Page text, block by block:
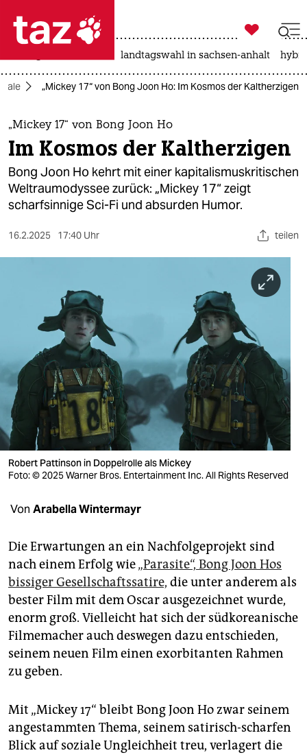
 taz zahl ich
taz zahl ich
themen
politik
öko
gesellschaft
wahrheit
verlag
verlag
veranstaltungen
shop
fragen & hilfe
abo
genossenschaft
epaper login

taz zahl ich
landtagswahl in sachsen-anhalt
„Mickey 17“ von Bong Joon Ho: Im Kosmos der Kaltherzigen
„Mickey 17“ von Bong Joon Ho
Im Kosmos der Kaltherzigen
Bong Joon Ho kehrt mit einer kapitalismuskritischen
Weltraumodyssee zurück: „Mickey 17“ zeigt
scharfsinnige Sci-Fi und absurden Humor.
16.2.2025 17:40 Uhr teilen
Robert Pattinson in Doppelrolle als Mickey
Foto: © 2025 Warner Bros. Entertainment Inc. All Rights Reserved
Von Arabella Wintermayr
Die Erwartungen an ein Nachfolgeprojekt sind
nach einem Erfolg wie„Parasite“, Bong Joon Hos
bissiger Gesellschaftssatire, die unter anderem als
bester Film mit dem Oscar ausgezeichnet wurde,
enorm groß. Vielleicht hat sich der südkoreanische
Filmemacher auch deswegen dazu entschieden,
seinem neuen Film einen exorbitanten Rahmen
zu geben.
Mit „Mickey 17“ bleibt Bong Joon Ho zwar seinem
angestammten Thema, seinem satirisch-scharfen
Blick auf soziale Ungleichheit treu, verlagert die